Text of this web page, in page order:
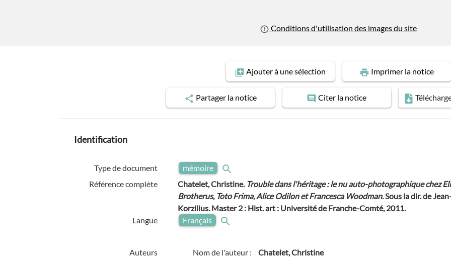
Conditions d'utilisation des images du site
Ajouterà une sélection Imprimerla notice
Partagerla notice Citer la notice
Identification
Type de document
mémoire
Référence complète
Chatelet, Christine. Trouble dans l'héritage : le nu auto-photographique chez
Brotherus, Toto Frima, Alice Odilon et Francesca Woodman. Sous la dir. de
Korzilius. Master 2 : Hist. art : Université de Franche-Comté, 2011.
Langue
Français
Auteurs Nom de l'auteur :
Chatelet, Christine